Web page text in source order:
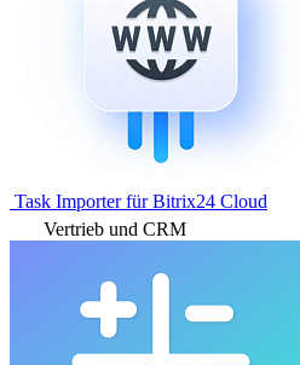
Task Importer für Bitrix24 Cloud
Vertrieb und CRM